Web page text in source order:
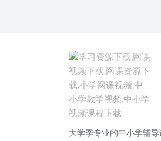
大学季专业的中小学辅